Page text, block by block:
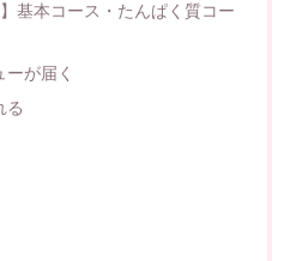
】基本コース・たんぱく質コー
が届く
る